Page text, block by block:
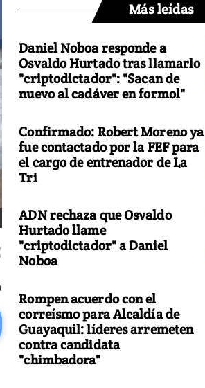
Foto: Ecuavisa.com
Más leídas
Daniel Noboa responde a
Osvaldo Hurtado tras llamarlo
"criptodictador": "Sacan de
nuevo al cadáver en formol"
Confirmado: Robert Moreno ya
fue contactado por la FEF para
el cargo de entrenador de La
Tri
ADN rechaza que Osvaldo
Hurtado llame
"criptodictador" a Daniel
Noboa
Rompen acuerdo con el
correísmo para Alcaldía de
Guayaquil: líderes arremeten
contra candidata
"chimbadora"